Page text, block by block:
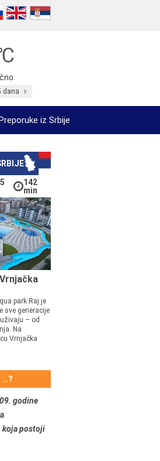
dana
iz Srbije
142
min
park Raj je
sve generacije
– od
Na
Vrnjačka
…?
godine
koja postoji